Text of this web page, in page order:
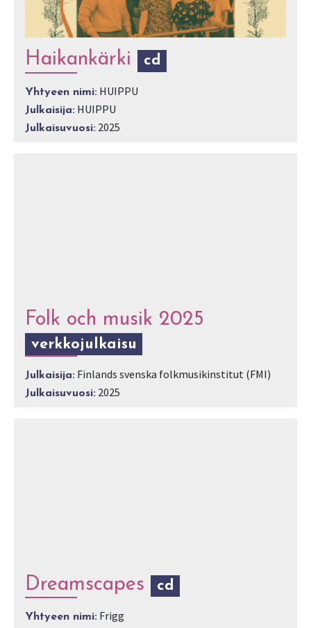
Haikankärki cd
Yhtyeen nimi: HUIPPU
Julkaisija: HUIPPU
Julkaisuvuosi: 2025
Folk och musik 2025
verkkojulkaisu
Julkaisija: Finlands svenska folkmusikinstitut (FMI)
Julkaisuvuosi: 2025
Dreamscapes cd
Yhtyeen nimi: Frigg